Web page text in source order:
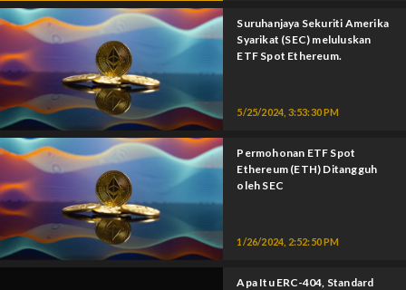
Suruhanjaya Sekuriti Amerika
Syarikat (SEC) meluluskan
ETF Spot Ethereum.
5/25/2024, 3:53:30 PM
Permohonan ETF Spot
Ethereum (ETH) Ditangguh
oleh SEC
1/26/2024, 2:52:50 PM
Apa Itu ERC-404, Standard